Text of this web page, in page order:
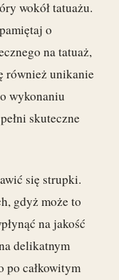
wokół tatuażu.
o
na tatuaż,
również unikanie
wykonaniu
skuteczne
się strupki.
gdyż może to
na jakość
delikatnym
po całkowitym